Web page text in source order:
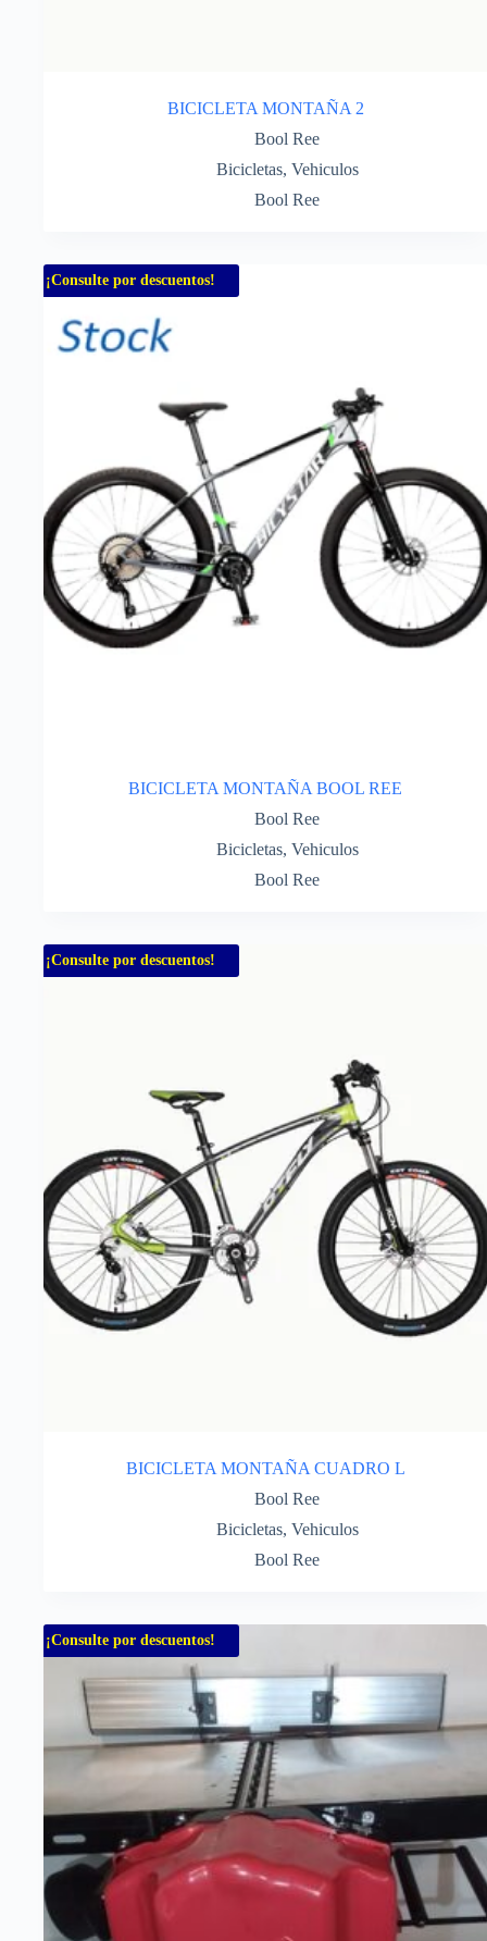
BICICLETA MONTAÑA 2
Bool Ree
Bicicletas, Vehiculos
Bool Ree
¡Consulte por descuentos!
BICICLETA MONTAÑA BOOL REE
Bool Ree
Bicicletas, Vehiculos
Bool Ree
¡Consulte por descuentos!
BICICLETA MONTAÑA CUADRO L
Bool Ree
Bicicletas, Vehiculos
Bool Ree
¡Consulte por descuentos!